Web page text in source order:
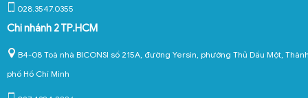
028.3547.0355
Chi nhánh 2 TP.HCM
B4-08 Toà nhà BICONSI số 215A, đường Yersin, phường Thủ Dầu Một,
phố Hồ Chí Minh